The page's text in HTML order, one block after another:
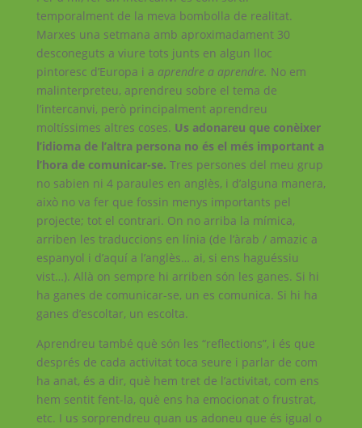
temporalment de la meva bombolla de realitat.
Marxes una setmana amb aproximadament 30
desconeguts a viure tots junts en algun lloc
pintoresc d’Europa i a aprendre a aprendre. No em
malinterpreteu, aprendreu sobre el tema de
l’intercanvi, però principalment aprendreu
moltíssimes altres coses. Us adonareu que conèixer
l’idioma de l’altra persona no és el més important a
l’hora de comunicar-se. Tres persones del meu grup
no sabien ni 4 paraules en anglès, i d’alguna manera,
això no va fer que fossin menys importants pel
projecte; tot el contrari. On no arriba la mímica,
arriben les traduccions en línia (de l’àrab / amazic a
espanyol i d’aquí a l’anglès… ai, si ens haguéssiu
vist…). Allà on sempre hi arriben són les ganes. Si hi
ha ganes de comunicar-se, un es comunica. Si hi ha
ganes d’escoltar, un escolta.
Aprendreu també què són les “reflections”, i és que
després de cada activitat toca seure i parlar de com
ha anat, és a dir, què hem tret de l’activitat, com ens
hem sentit fent-la, què ens ha emocionat o frustrat,
etc. I us sorprendreu quan us adoneu que és igual o